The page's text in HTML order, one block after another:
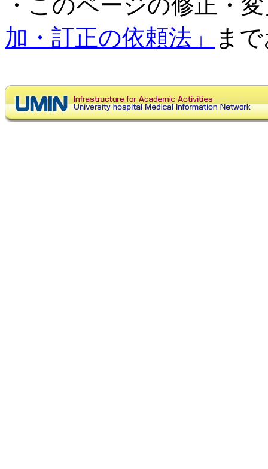
加・訂正の依頼法」
ま